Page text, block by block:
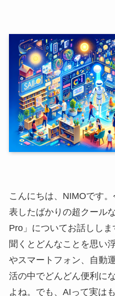
こんにちは、NIMOです
表したばかりの超クール
Pro」についてお話しし
聞くとどんなことを思い
やスマートフォン、自動
活の中でどんどん便利に
よね。でも、AIって実は